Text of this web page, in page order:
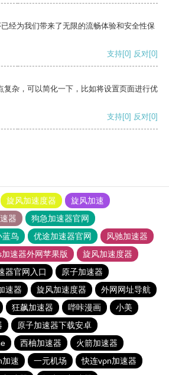
经为我们带来了无限的流畅体验和安全性保
支持[0] 反对[0]
复杂，可以简化一下，比如将设置页面进行优
支持[0] 反对[0]
旋风加速度器
旋风加速
器
狗急加速器官网
蓝鸟 优途加速器官网
风驰加速器
速器外网苹果版
旋风加速度器
器官网入口
原子加速器
速器 旋风加速度器
外网网址导航
狂飙加速器 哔咔漫画
小美
原子加速器下载安卓
西柚加速器
火箭加速器
加速 一元机场
快连vρn加速器